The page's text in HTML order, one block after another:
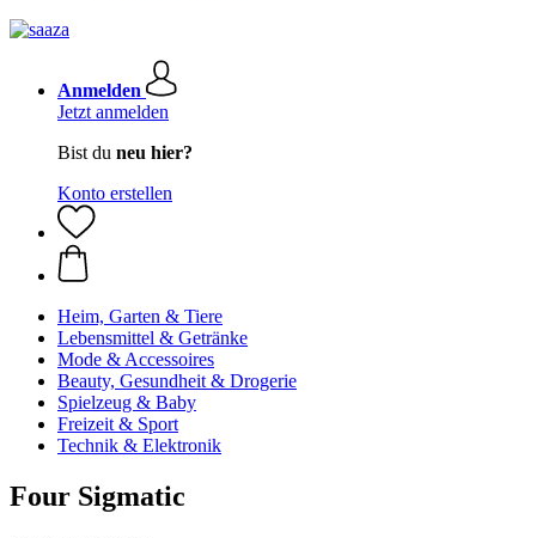
Anmelden
Jetzt anmelden
Bist du neu hier?
Konto erstellen
Heim, Garten & Tiere
Lebensmittel & Getränke
Mode & Accessoires
Beauty, Gesundheit & Drogerie
Spielzeug & Baby
Freizeit & Sport
Technik & Elektronik
Four Sigmatic